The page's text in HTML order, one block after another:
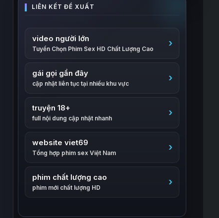
video người lớn
Tuyển Chọn Phim Sex HD Chất Lượng Cao
gái gọi gần đây
cập nhật liên tục tại nhiều khu vực
truyện 18+
full nội dung cập nhật nhanh
website viet69
Tổng hợp phim sex Việt Nam
phim chất lượng cao
phim mới chất lượng HD